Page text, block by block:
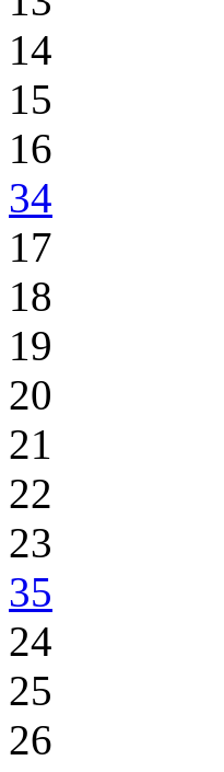
14
15
16
34
17
18
19
20
21
22
23
35
24
25
26